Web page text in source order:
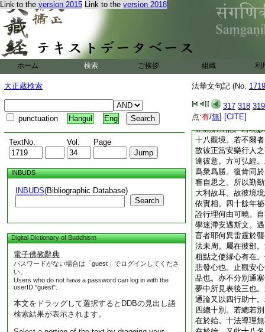
Link to the version 2015 Link to the version 2018
ホーム 検索 ご挨拶 組織 利
大正蔵検索
punctuation Hangul Eng
TextNo. Vol. Page
INBUDS
INBUDS(Bibliographic Database)
Search
Digital Dictionary of Buddhism
電子佛教辭典
パスワードがない場合は「guest」でログインしてくださ
い。
Users who do not have a password can log in with the
userID "guest".
本文をドラッグして選択するとDDBの見出し語
検索結果が表示されます。
法華文句記 (No.
317 318 319
点:有/無] [CITE]
句單。第五六句三
句。故使句法盈縮
名。能空秖是一大
也。所空即是顛倒
倒。顛倒是内。内
知。於空空中先立
此句中能所名同。
不論。於中雖復所
爲有。此中甚略。
止觀第五記。若曉
十八觀境。若不爾
故彼正當安樂行人
達彼意。方可弘經
爲衆爲勝。復肯同
審自思之。所以勤
大利故耳。故彼境
依實相。四十餘年
詮行理何由可曉。
學迷滯安遇斯文。
盲者耶何異雷霆於
法未周。屬在彼部
粗點之使縁心有在
悲發心也。止觀安
品也。亦不分別通
夢中所見表後三也
通論又以四行助十
四總十別。若總若
在於始。十法導理